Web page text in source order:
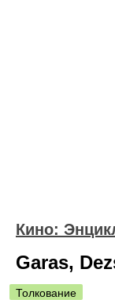
Кино:
Garas,
Толкование